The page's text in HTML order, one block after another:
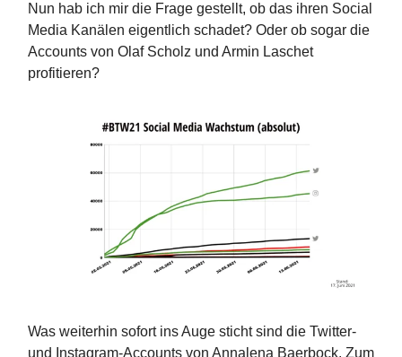
Nun hab ich mir die Frage gestellt, ob das ihren Social
Media Kanälen eigentlich schadet? Oder ob sogar die
Accounts von Olaf Scholz und Armin Laschet
profitieren?
Was weiterhin sofort ins Auge sticht sind die Twitter-
und Instagram-Accounts von Annalena Baerbock. Zum